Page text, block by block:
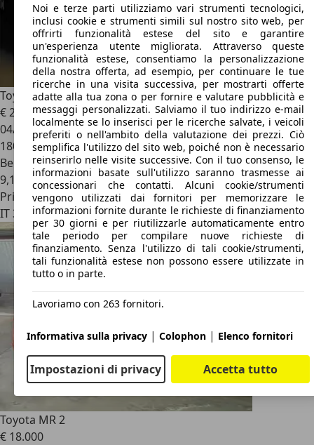
Toyota MR 2 MR2 2.0i 16v
€ 20.900
04/1994
180.000 km
Benzina
9,1 l/100 km (comb.)
Privato
IT 30035Mirano
Toyota MR 2
€ 18.000
Noi e terze parti utilizziamo vari strumenti tecnologici,
inclusi cookie e strumenti simili sul nostro sito web, per
offrirti funzionalità estese del sito e garantire
un'esperienza utente migliorata. Attraverso queste
funzionalità estese, consentiamo la personalizzazione
della nostra offerta, ad esempio, per continuare le tue
ricerche in una visita successiva, per mostrarti offerte
adatte alla tua zona o per fornire e valutare pubblicità e
messaggi personalizzati. Salviamo il tuo indirizzo e-mail
localmente se lo inserisci per le ricerche salvate, i veicoli
preferiti o nell'ambito della valutazione dei prezzi. Ciò
semplifica l'utilizzo del sito web, poiché non è necessario
reinserirlo nelle visite successive. Con il tuo consenso, le
informazioni basate sull'utilizzo saranno trasmesse ai
concessionari che contatti. Alcuni cookie/strumenti
vengono utilizzati dai fornitori per memorizzare le
informazioni fornite durante le richieste di finanziamento
per 30 giorni e per riutilizzarle automaticamente entro
tale periodo per compilare nuove richieste di
finanziamento. Senza l'utilizzo di tali cookie/strumenti,
tali funzionalità estese non possono essere utilizzate in
tutto o in parte.
Lavoriamo con 263 fornitori.
Informativa sulla privacy | Colophon | Elenco fornitori
Impostazioni di privacy Accetta tutto